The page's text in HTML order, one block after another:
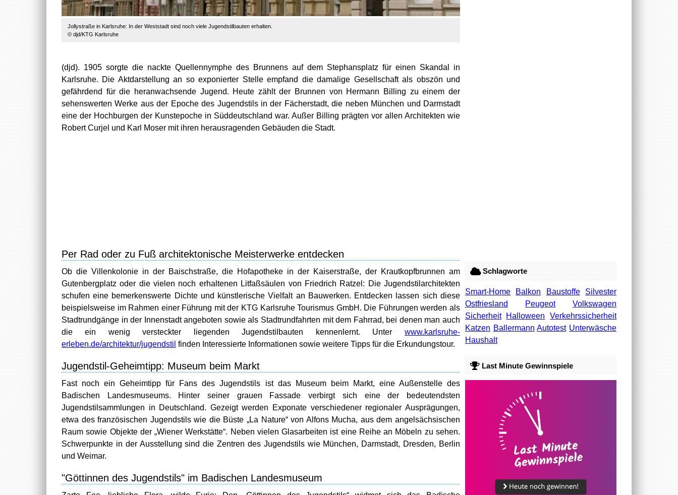
Jollystraße in Karlsruhe: In der Weststadt sind noch viele Jugendstilbauten erhalten.
© djd/KTG Karlsruhe
(djd). 1905 sorgte die nackte Quellennymphe des Brunnens auf dem Stephansplatz für einen Skandal in
Karlsruhe. Die Aktdarstellung an so exponierter Stelle empfand die damalige Gesellschaft als obszön und
gefährdend für die heranwachsende Jugend. Heute zählt der Brunnen von Hermann Billing zu einem der
sehenswerten Werke aus der Epoche des Jugendstils in der Fächerstadt, die neben München und Darmstadt
eine der Hochburgen der Kunstepoche in Süddeutschland war. Außer Billing prägten vor allen Architekten wie
Robert Curjel und Karl Moser mit ihren herausragenden Gebäuden die Stadt.
Per Rad oder zu Fuß architektonische Meisterwerke entdecken
Ob die Villenkolonie in der Baischstraße, die Hofapotheke in der Kaiserstraße, der Krautkopfbrunnen am
Gutenbergplatz oder die vielen noch erhaltenen Litfaßsäulen von Friedrich Ratzel: Die Jugendstilarchitekten
schufen eine bemerkenswerte Dichte und künstlerische Vielfalt an Bauwerken. Entdecken lassen sich diese
beispielsweise im Rahmen einer Führung mit der KTG Karlsruhe Tourismus GmbH. Die Führungen werden als
Stadtrundgänge in der Innenstadt angeboten sowie als Stadtrundfahrten mit dem Fahrrad, bei denen man auch
die ein wenig versteckter liegenden Jugendstilbauten kennenlernt. Unter www.karlsruhe-
erleben.de/architektur/jugendstil finden Interessierte Informationen sowie weitere Tipps für die Erkundungstour.
Jugendstil-Geheimtipp: Museum beim Markt
Fast noch ein Geheimtipp für Fans des Jugendstils ist das Museum beim Markt, eine Außenstelle des
Badischen Landesmuseums. Hinter seiner grauen Fassade verbirgt sich eine der bedeutendsten
Jugendstilsammlungen in Deutschland. Gezeigt werden Exponate verschiedener regionaler Ausprägungen,
etwa des französischen Jugendstils wie die Büste „La Nature“ von Alfons Mucha, aus dem angelsächsischen
Raum sowie Objekte der „Wiener Werkstätte“. Neben vielen Glasarbeiten ist eine Reihe an Möbeln zu sehen.
Schwerpunkte in der Ausstellung sind die Zentren des Jugendstils wie München, Darmstadt, Dresden, Berlin
und Weimar.
"Göttinnen des Jugendstils" im Badischen Landesmuseum
Schlagworte
Smart-Home Balkon Baustoffe
Silvester
Ostfriesland
Peugeot
Volkswagen
Sicherheit
Halloween
Verkehrssicherheit
Katzen Ballermann Autotest Unterwäsche
Haushalt
Last Minute Gewinnspiele